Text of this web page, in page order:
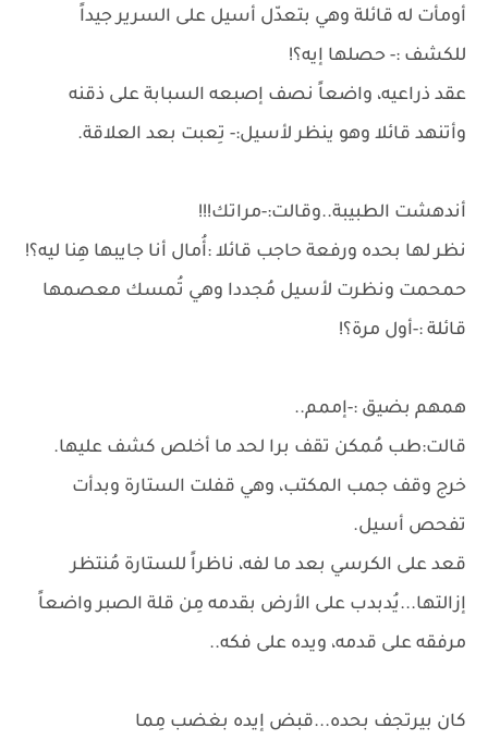
أومأت له قائلة وهي بتعدّل أسيل على السرير جيداً
للكشف :- حصلها إيه؟!
عقد ذراعيه، واضعاً نصف إصبعه السبابة على ذقنه
وأتنهد قائلا وهو ينظر لأسيل:- تِعبت بعد العلاقة.
أندهشت الطبيبة..وقالت:-مراتك!!!
نظر لها بحده ورفعة حاجب قائلا :أُمال أنا جايبها هِنا ليه؟!
حمحمت ونظرت لأسيل مُجددا وهي تُمسك معصمها
قائلة :-أول مرة؟!
همهم بضيق :-إممم..
قالت:طب مُمكن تقف برا لحد ما أخلص كشف عليها.
خرج وقف جمب المكتب، وهي قفلت الستارة وبدأت
تفحص أسيل.
قعد على الكرسي بعد ما لفه، ناظراً للستارة مُنتظر
إزالتها...يُدبدب على الأرض بقدمه مِن قلة الصبر واضعاً
مرفقه على قدمه، ويده على فكه..
كان بيرتجف بحده...قبض إيده بغضب مِما